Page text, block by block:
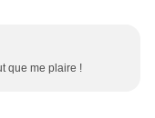
que me plaire !